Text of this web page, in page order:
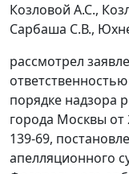
Козловой А.С.,
Сарбаша С.В.,
рассмотрел
порядке надзора
города Москвы от
139-69,
апелляционного